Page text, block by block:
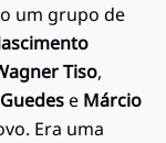
um grupo de
Tiso,
e Márcio
Era uma